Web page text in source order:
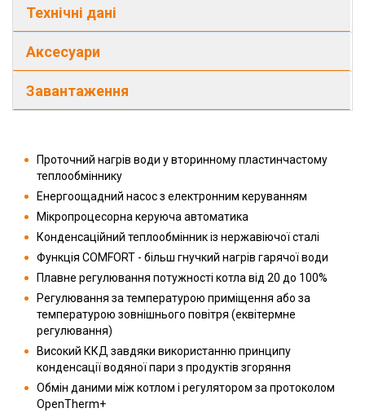
Технічні дані
Аксесуари
Завантаження
Проточний нагрів води у вторинному пластинчастому
теплообміннику
Енергоощадний насос з електронним керуванням
Мікропроцесорна керуюча автоматика
Конденсаційний теплообмінник із нержавіючої сталі
Функція COMFORT - більш гнучкий нагрів гарячої води
Плавне регулювання потужності котла від 20 до 100%
Регулювання за температурою приміщення або за
температурою зовнішнього повітря (еквітермне
регулювання)
Високий ККД завдяки використанню принципу
конденсації водяної пари з продуктів згоряння
Обмін даними між котлом і регулятором за протоколом
OpenTherm+